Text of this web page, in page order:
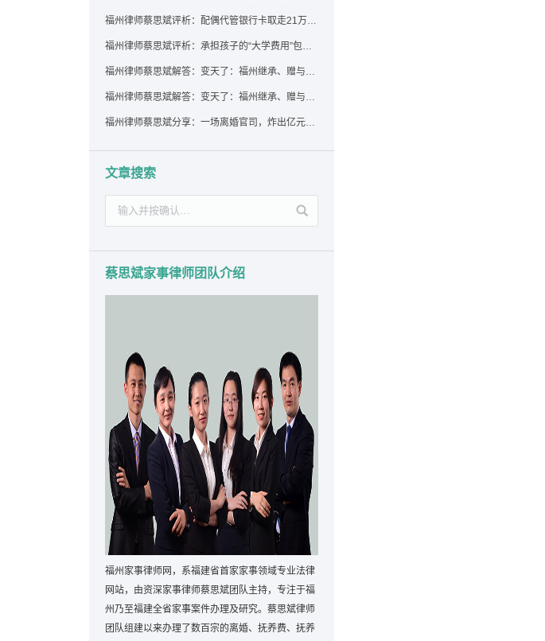
福州律师蔡思斌评析：配偶代管银行卡取走21万，离婚后这笔钱还要得回来吗？
福州律师蔡思斌评析：承担孩子的“大学费用”包括高额留学费用吗？
福州律师蔡思斌解答：变天了：福州继承、赠与房产转让要收20%个税？福州国税官方回复来了！
福州律师蔡思斌解答：变天了：福州继承、赠与房产转让要收20%个税？福州国税官方回答来了！
福州律师蔡思斌分享：一场离婚官司，炸出亿元“糊涂账”：本想分割家产，结果“自爆”了家底
文章搜索
蔡思斌家事律师团队介绍
福州家事律师网，系福建省首家家事领域专业法律
网站，由资深家事律师蔡思斌团队主持，专注于福
州乃至福建全省家事案件办理及研究。蔡思斌律师
团队组建以来办理了数百宗的离婚、抚养费、抚养